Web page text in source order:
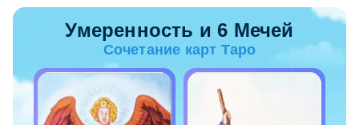
Умеренность и 6 Мечей
Сочетание карт Таро